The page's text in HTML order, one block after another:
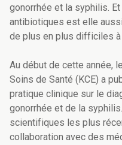
gonorrhée et la syphilis.
antibiotiques est elle
de plus en plus difficiles à
Au début de cette année,
Soins de Santé (KCE) a
pratique clinique sur le
gonorrhée et de la
scientifiques les plus
collaboration avec des